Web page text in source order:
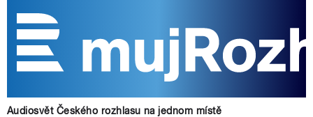
Audiosvět Českého rozhlasu na jednom místě